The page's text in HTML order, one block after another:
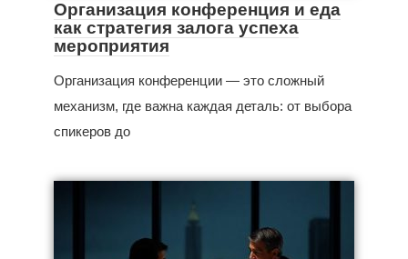
Организация конференция и еда
как стратегия залога успеха
мероприятия
Организация конференции — это сложный
механизм, где важна каждая деталь: от выбора
спикеров до